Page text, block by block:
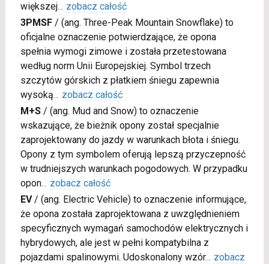
większej... zobacz całość
3PMSF/ (ang. Three-Peak Mountain Snowflake) to
oficjalne oznaczenie potwierdzające, że opona
spełnia wymogi zimowe i została przetestowana
według norm Unii Europejskiej. Symbol trzech
szczytów górskich z płatkiem śniegu zapewnia
wysoką... zobacz całość
M+S/ (ang. Mud and Snow) to oznaczenie
wskazujące, że bieżnik opony został specjalnie
zaprojektowany do jazdy w warunkach błota i śniegu.
Opony z tym symbolem oferują lepszą przyczepność
w trudniejszych warunkach pogodowych. W przypadku
opon... zobacz całość
EV/ (ang. Electric Vehicle) to oznaczenie informujące,
że opona została zaprojektowana z uwzględnieniem
specyficznych wymagań samochodów elektrycznych i
hybrydowych, ale jest w pełni kompatybilna z
pojazdami spalinowymi. Udoskonalony wzór... zobacz